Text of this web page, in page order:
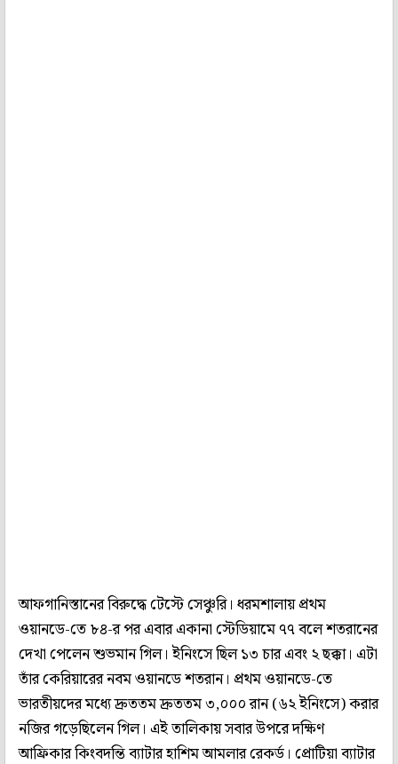
আফগানিস্তানের বিরুদ্ধে টেস্টে সেঞ্চুরি। ধরমশালায় প্রথম
ওয়ানডে-তে ৮৪-র পর এবার একানা স্টেডিয়ামে ৭৭ বলে শতরানের
দেখা পেলেন শুভমান গিল। ইনিংসে ছিল ১৩ চার এবং ২ ছক্কা। এটা
তাঁর কেরিয়ারের নবম ওয়ানডে শতরান। প্রথম ওয়ানডে-তে
ভারতীয়দের মধ্যে দ্রুততম দ্রুততম ৩,০০০ রান (৬২ ইনিংসে) করার
নজির গড়েছিলেন গিল। এই তালিকায় সবার উপরে দক্ষিণ
আফ্রিকার কিংবদন্তি ব্যাটার হাশিম আমলার রেকর্ড। প্রোটিয়া ব্যাটার